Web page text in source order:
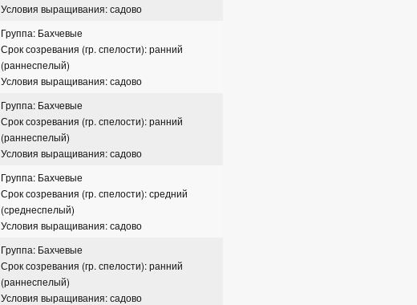
Условия выращивания: садово
Группа: Бахчевые
Срок созревания (гр. спелости): ранний
(раннеспелый)
Условия выращивания: садово
Группа: Бахчевые
Срок созревания (гр. спелости): ранний
(раннеспелый)
Условия выращивания: садово
Группа: Бахчевые
Срок созревания (гр. спелости): средний
(среднеспелый)
Условия выращивания: садово
Группа: Бахчевые
Срок созревания (гр. спелости): ранний
(раннеспелый)
Условия выращивания: садово